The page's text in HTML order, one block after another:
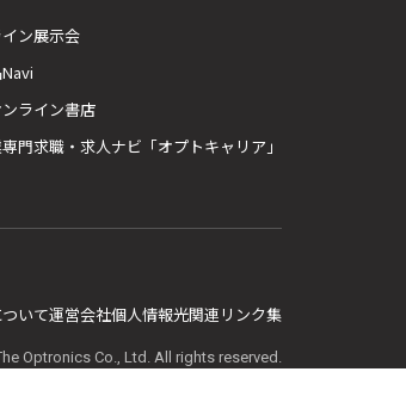
ン展示会
ライン書店
門求職・求人ナビ「オプトキャリア」
いて運営会社個人情報光関連リンク集
Optronics Co., Ltd. All rights reserved.